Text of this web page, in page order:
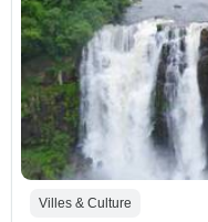
Villes & Culture